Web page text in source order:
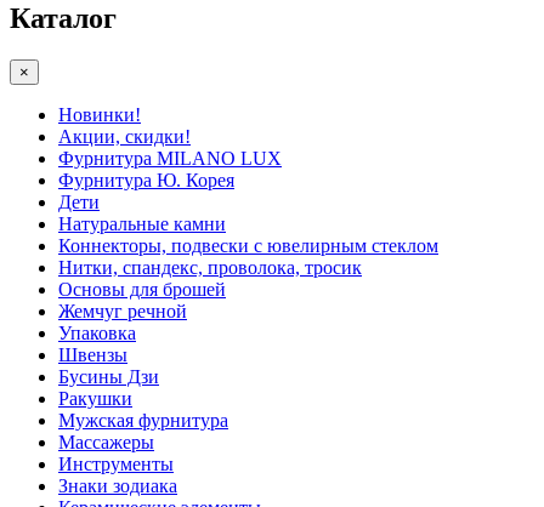
Каталог
×
Новинки!
Акции, скидки!
Фурнитура MILANO LUX
Фурнитура Ю. Корея
Дети
Натуральные камни
Коннекторы, подвески с ювелирным стеклом
Нитки, спандекс, проволока, тросик
Основы для брошей
Жемчуг речной
Упаковка
Швензы
Бусины Дзи
Ракушки
Мужская фурнитура
Массажеры
Инструменты
Знаки зодиака